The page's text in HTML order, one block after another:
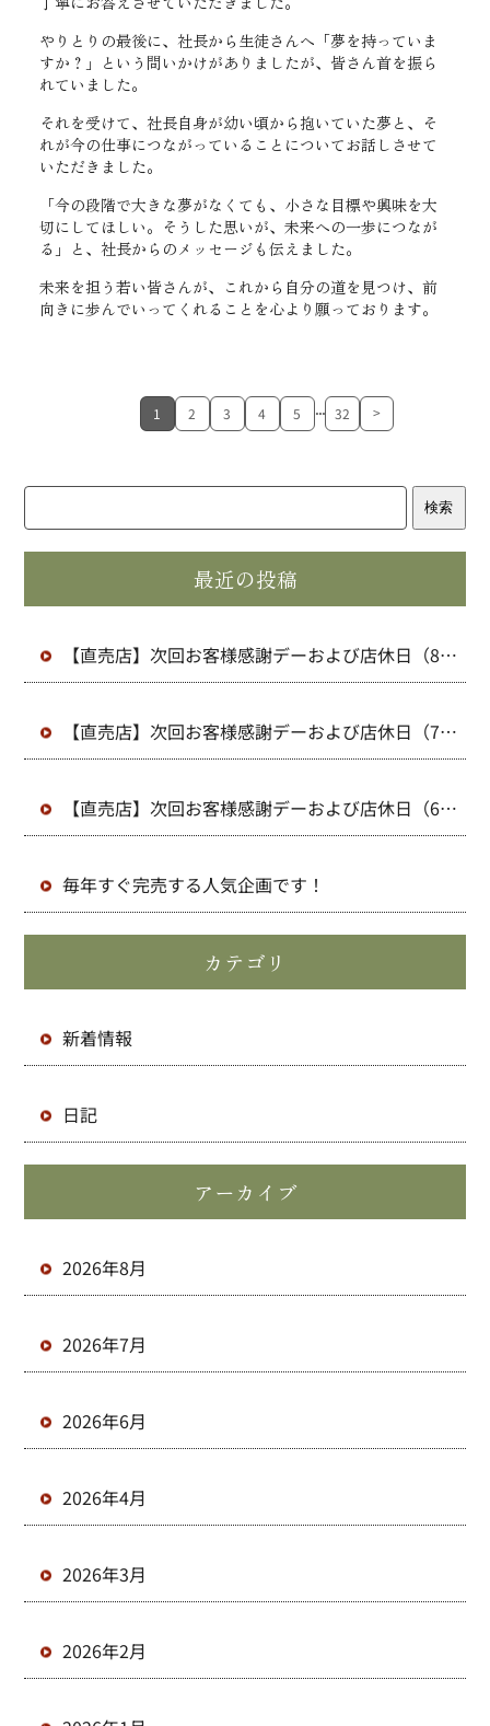
やりとりの最後に、社長から生徒さんへ「夢を持っていま
すか？」という問いかけがありましたが、皆さん首を振ら
れていました。
それを受けて、社長自身が幼い頃から抱いていた夢と、そ
れが今の仕事につながっていることについてお話しさせて
いただきました。
「今の段階で大きな夢がなくても、小さな目標や興味を大
切にしてほしい。そうした思いが、未来への一歩につなが
る」と、社長からのメッセージも伝えました。
未来を担う若い皆さんが、これから自分の道を見つけ、前
向きに歩んでいってくれることを心より願っております。
1 2 3 4 5 ... 32 >
検索
最近の投稿
【直売店】次回お客様感謝デーおよび店休日（8
月）のお知らせ
【直売店】次回お客様感謝デーおよび店休日（7
月）のお知らせ
【直売店】次回お客様感謝デーおよび店休日（6
月）のお知らせ
毎年すぐ完売する人気企画です！
カテゴリ
新着情報
日記
アーカイブ
2026年8月
2026年7月
2026年6月
2026年4月
2026年3月
2026年2月